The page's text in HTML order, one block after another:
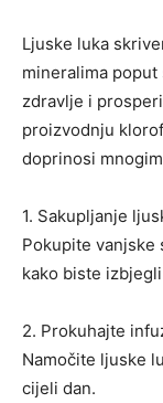
Ljuske luka
mineralima
zdravlje i
proizvodnju
doprinosi
1. Sakupljanje
Pokupite vanjske
kako biste
2. Prokuhajte
Namočite ljuske
cijeli dan.